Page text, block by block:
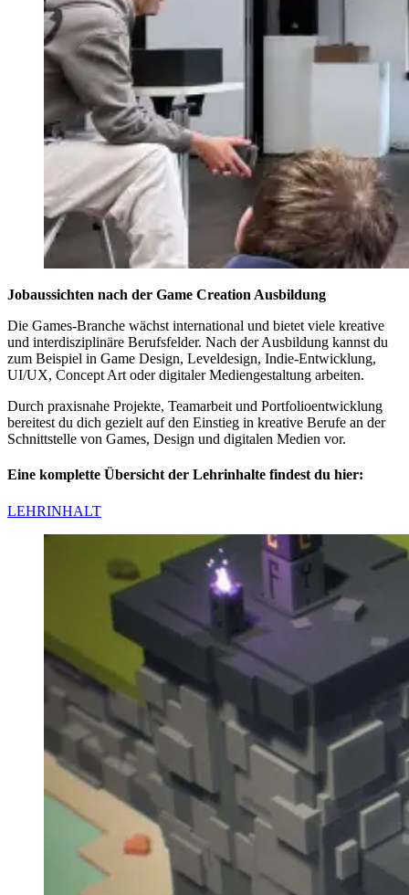
Jobaussichten nach der Game Creation Ausbildung
Die Games-Branche wächst international und bietet viele kreative
und interdisziplinäre Berufsfelder. Nach der Ausbildung kannst du
zum Beispiel in Game Design, Leveldesign, Indie-Entwicklung,
UI/UX, Concept Art oder digitaler Mediengestaltung arbeiten.
Durch praxisnahe Projekte, Teamarbeit und Portfolioentwicklung
bereitest du dich gezielt auf den Einstieg in kreative Berufe an der
Schnittstelle von Games, Design und digitalen Medien vor.
Eine komplette Übersicht der Lehrinhalte findest du hier:
LEHRINHALT